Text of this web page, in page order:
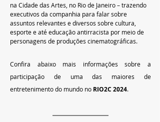
na Cidade das Artes, no Rio de Janeiro – trazendo
executivos da companhia para falar sobre
assuntos relevantes e diversos sobre cultura,
esporte e até educação antirracista por meio de
personagens de produções cinematográficas.
Confira abaixo mais informações sobre a
participação de uma das maiores de
entretenimento do mundo no RIO2C 2024.